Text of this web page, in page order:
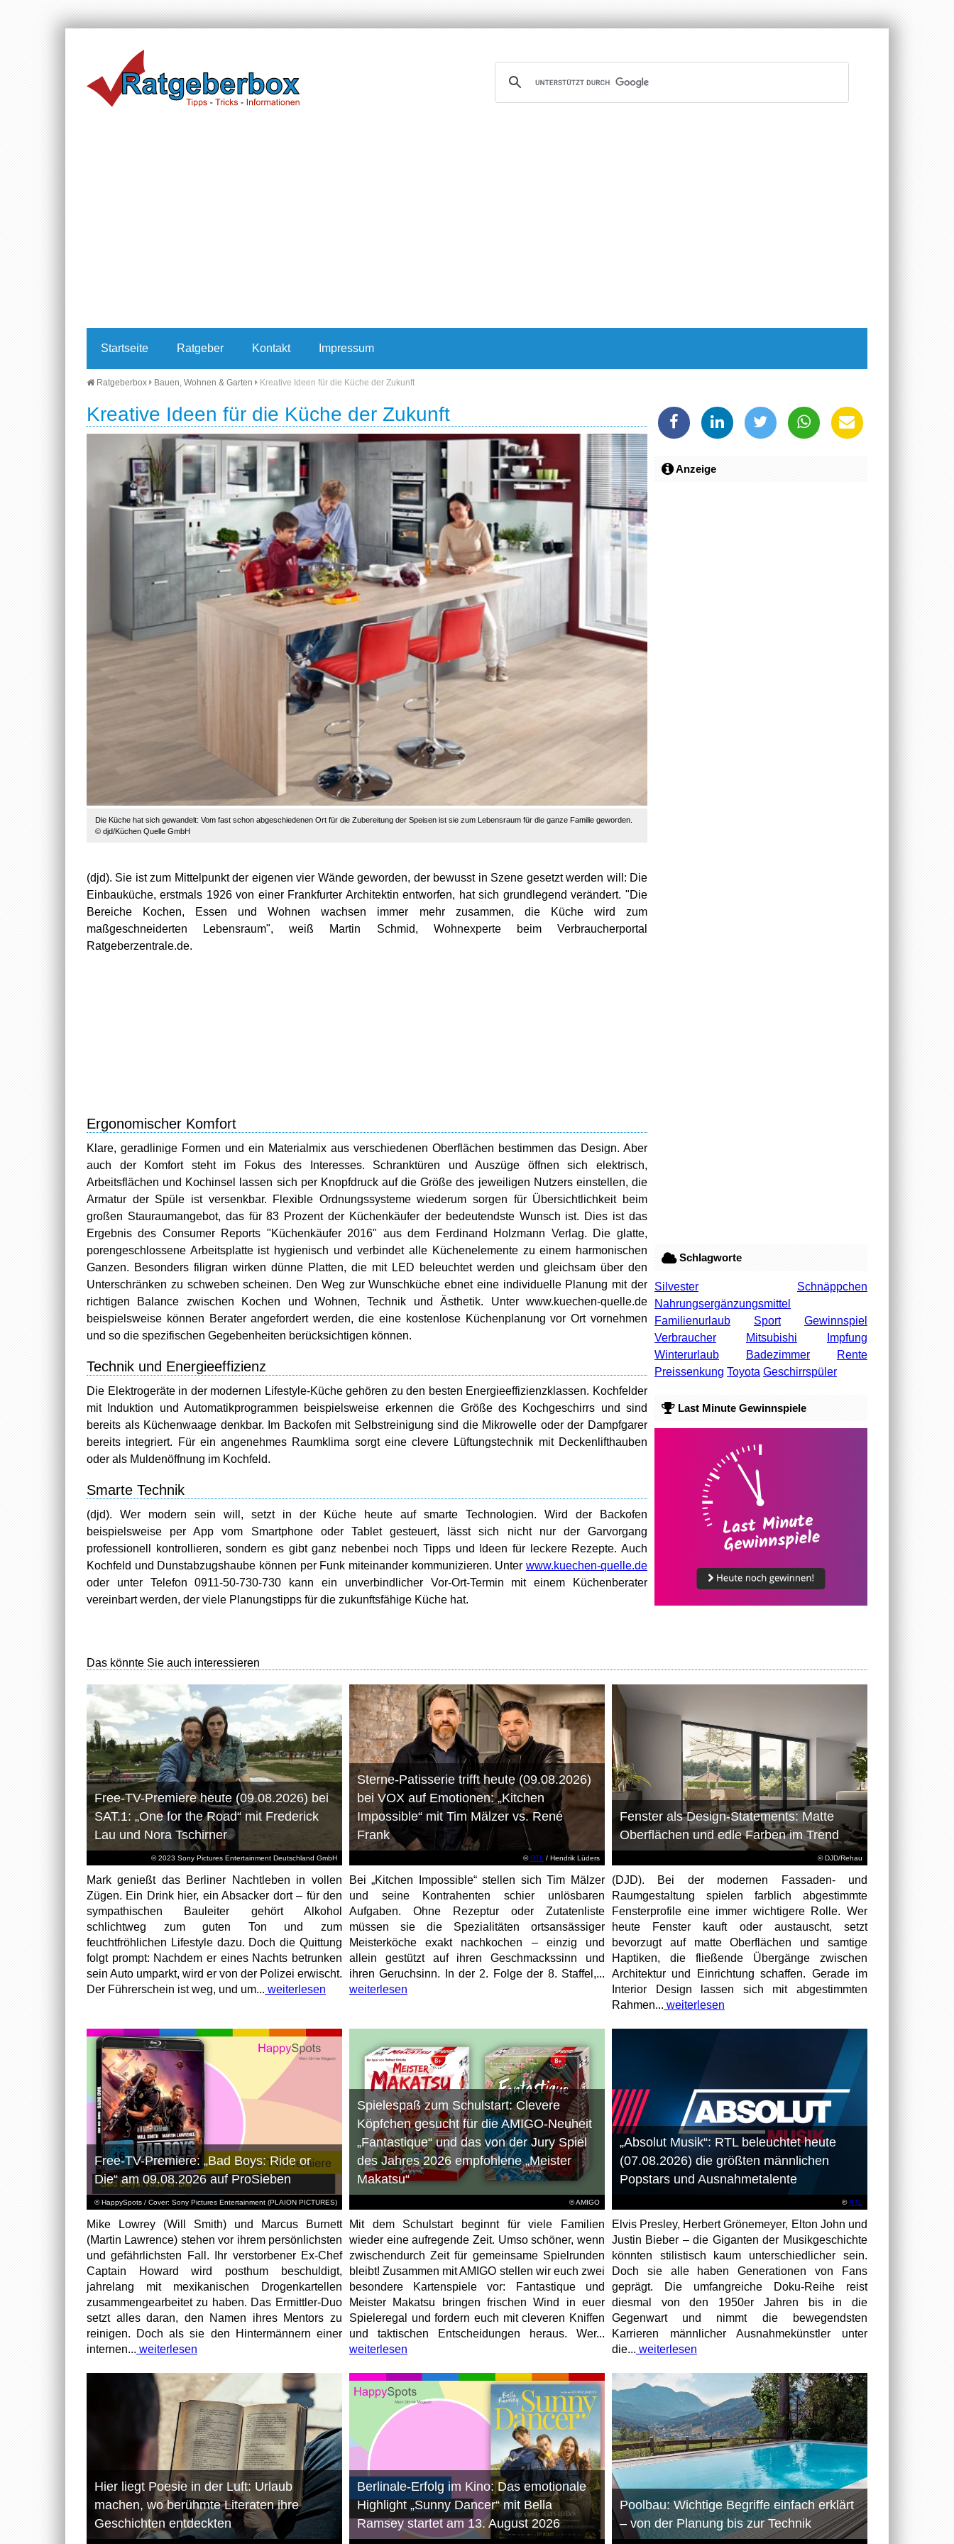
Startseite Ratgeber Kontakt Impressum
Ratgeberbox Bauen, Wohnen & Garten Kreative Ideen für die Küche der Zukunft
Kreative Ideen für die Küche der Zukunft
Die Küche hat sich gewandelt: Vom fast schon abgeschiedenen Ort für die Zubereitung der Speisen ist sie zum Lebensraum für die ganze Familie geworden.
© djd/Küchen Quelle GmbH
(djd). Sie ist zum Mittelpunkt der eigenen vier Wände geworden, der bewusst in Szene gesetzt werden will: Die
Einbauküche, erstmals 1926 von einer Frankfurter Architektin entworfen, hat sich grundlegend verändert. "Die
Bereiche Kochen, Essen und Wohnen wachsen immer mehr zusammen, die Küche wird zum
maßgeschneiderten Lebensraum", weiß Martin Schmid, Wohnexperte beim Verbraucherportal
Ratgeberzentrale.de.
Ergonomischer Komfort
Klare, geradlinige Formen und ein Materialmix aus verschiedenen Oberflächen bestimmen das Design. Aber
auch der Komfort steht im Fokus des Interesses. Schranktüren und Auszüge öffnen sich elektrisch,
Arbeitsflächen und Kochinsel lassen sich per Knopfdruck auf die Größe des jeweiligen Nutzers einstellen, die
Armatur der Spüle ist versenkbar. Flexible Ordnungssysteme wiederum sorgen für Übersichtlichkeit beim
großen Stauraumangebot, das für 83 Prozent der Küchenkäufer der bedeutendste Wunsch ist. Dies ist das
Ergebnis des Consumer Reports "Küchenkäufer 2016" aus dem Ferdinand Holzmann Verlag. Die glatte,
porengeschlossene Arbeitsplatte ist hygienisch und verbindet alle Küchenelemente zu einem harmonischen
Ganzen. Besonders filigran wirken dünne Platten, die mit LED beleuchtet werden und gleichsam über den
Unterschränken zu schweben scheinen. Den Weg zur Wunschküche ebnet eine individuelle Planung mit der
richtigen Balance zwischen Kochen und Wohnen, Technik und Ästhetik. Unter www.kuechen-quelle.de
beispielsweise können Berater angefordert werden, die eine kostenlose Küchenplanung vor Ort vornehmen
und so die spezifischen Gegebenheiten berücksichtigen können.
Technik und Energieeffizienz
Die Elektrogeräte in der modernen Lifestyle-Küche gehören zu den besten Energieeffizienzklassen. Kochfelder
mit Induktion und Automatikprogrammen beispielsweise erkennen die Größe des Kochgeschirrs und sind
bereits als Küchenwaage denkbar. Im Backofen mit Selbstreinigung sind die Mikrowelle oder der Dampfgarer
bereits integriert. Für ein angenehmes Raumklima sorgt eine clevere Lüftungstechnik mit Deckenlifthauben
oder als Muldenöffnung im Kochfeld.
Smarte Technik
(djd). Wer modern sein will, setzt in der Küche heute auf smarte Technologien. Wird der Backofen
beispielsweise per App vom Smartphone oder Tablet gesteuert, lässt sich nicht nur der Garvorgang
professionell kontrollieren, sondern es gibt ganz nebenbei noch Tipps und Ideen für leckere Rezepte. Auch
Kochfeld und Dunstabzugshaube können per Funk miteinander kommunizieren. Unter www.kuechen-quelle.de
oder unter Telefon 0911-50-730-730 kann ein unverbindlicher Vor-Ort-Termin mit einem Küchenberater
vereinbart werden, der viele Planungstipps für die zukunftsfähige Küche hat.
Anzeige
Schlagworte
Silvester
Schnäppchen
Nahrungsergänzungsmittel
Familienurlaub
Sport
Gewinnspiel
Verbraucher
Mitsubishi
Impfung
Winterurlaub
Badezimmer
Rente
Preissenkung Toyota Geschirrspüler
Last Minute Gewinnspiele
Das könnte Sie auch interessieren
© 2023 Sony Pictures Entertainment Deutschland GmbH
Free-TV-Premiere heute (09.08.2026) bei
SAT.1: „One for the Road“ mit Frederick
Lau und Nora Tschirner
Mark genießt das Berliner Nachtleben in vollen
Zügen. Ein Drink hier, ein Absacker dort – für den
sympathischen Bauleiter gehört Alkohol
schlichtweg zum guten Ton und zum
feuchtfröhlichen Lifestyle dazu. Doch die Quittung
folgt prompt: Nachdem er eines Nachts betrunken
sein Auto umparkt, wird er von der Polizei erwischt.
Der Führerschein ist weg, und um... weiterlesen
© RTL/ Hendrik Lüders
Sterne-Patisserie trifft heute (09.08.2026)
bei VOX auf Emotionen: „Kitchen
Impossible“ mit Tim Mälzer vs. René
Frank
Bei „Kitchen Impossible“ stellen sich Tim Mälzer
und seine Kontrahenten schier unlösbaren
Aufgaben. Ohne Rezeptur oder Zutatenliste
müssen sie die Spezialitäten ortsansässiger
Meisterköche exakt nachkochen – einzig und
allein gestützt auf ihren Geschmackssinn und
ihren Geruchsinn. In der 2. Folge der 8. Staffel,...
weiterlesen
© DJD/Rehau
Fenster als Design-Statements: Matte
Oberflächen und edle Farben im Trend
(DJD). Bei der modernen Fassaden- und
Raumgestaltung spielen farblich abgestimmte
Fensterprofile eine immer wichtigere Rolle. Wer
heute Fenster kauft oder austauscht, setzt
bevorzugt auf matte Oberflächen und samtige
Haptiken, die fließende Übergänge zwischen
Architektur und Einrichtung schaffen. Gerade im
Interior Design lassen sich mit abgestimmten
Rahmen... weiterlesen
© HappySpots / Cover: Sony Pictures Entertainment (PLAION PICTURES)
Free-TV-Premiere: „Bad Boys: Ride or
Die“ am 09.08.2026 auf ProSieben
Mike Lowrey (Will Smith) und Marcus Burnett
(Martin Lawrence) stehen vor ihrem persönlichsten
und gefährlichsten Fall. Ihr verstorbener Ex-Chef
Captain Howard wird posthum beschuldigt,
jahrelang mit mexikanischen Drogenkartellen
zusammengearbeitet zu haben. Das Ermittler-Duo
setzt alles daran, den Namen ihres Mentors zu
reinigen. Doch als sie den Hintermännern einer
internen... weiterlesen
© AMIGO
Spielespaß zum Schulstart: Clevere
Köpfchen gesucht für die AMIGO-Neuheit
„Fantastique“ und das von der Jury Spiel
des Jahres 2026 empfohlene „Meister
Makatsu“
Mit dem Schulstart beginnt für viele Familien
wieder eine aufregende Zeit. Umso schöner, wenn
zwischendurch Zeit für gemeinsame Spielrunden
bleibt! Zusammen mit AMIGO stellen wir euch zwei
besondere Kartenspiele vor: Fantastique und
Meister Makatsu bringen frischen Wind in euer
Spieleregal und fordern euch mit cleveren Kniffen
und taktischen Entscheidungen heraus. Wer...
weiterlesen
©RTL
„Absolut Musik“: RTL beleuchtet heute
(07.08.2026) die größten männlichen
Popstars und Ausnahmetalente
Elvis Presley, Herbert Grönemeyer, Elton John und
Justin Bieber – die Giganten der Musikgeschichte
könnten stilistisch kaum unterschiedlicher sein.
Doch sie alle haben Generationen von Fans
geprägt. Die umfangreiche Doku-Reihe reist
diesmal von den 1950er Jahren bis in die
Gegenwart und nimmt die bewegendsten
Karrieren männlicher Ausnahmekünstler unter
die... weiterlesen
Hier liegt Poesie in der Luft: Urlaub
machen, wo berühmte Literaten ihre
Geschichten entdeckten
Berlinale-Erfolg im Kino: Das emotionale
Highlight „Sunny Dancer“ mit Bella
Ramsey startet am 13. August 2026
Poolbau: Wichtige Begriffe einfach erklärt
– von der Planung bis zur Technik